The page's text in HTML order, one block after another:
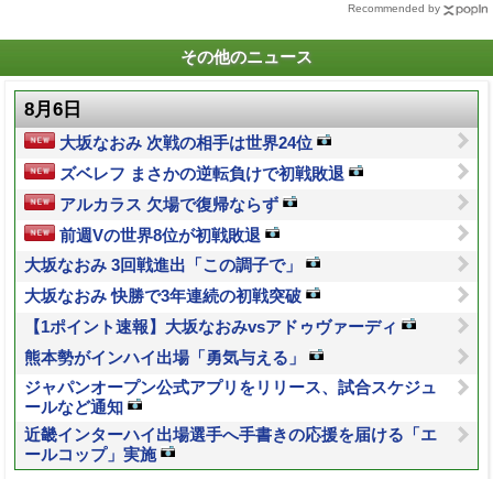
Recommended by
その他のニュース
8月6日
大坂なおみ 次戦の相手は世界24位
ズベレフ まさかの逆転負けで初戦敗退
アルカラス 欠場で復帰ならず
前週Vの世界8位が初戦敗退
大坂なおみ 3回戦進出「この調子で」
大坂なおみ 快勝で3年連続の初戦突破
【1ポイント速報】大坂なおみvsアドゥヴァーディ
熊本勢がインハイ出場「勇気与える」
ジャパンオープン公式アプリをリリース、試合スケジュ
ールなど通知
近畿インターハイ出場選手へ手書きの応援を届ける「エ
ールコップ」実施